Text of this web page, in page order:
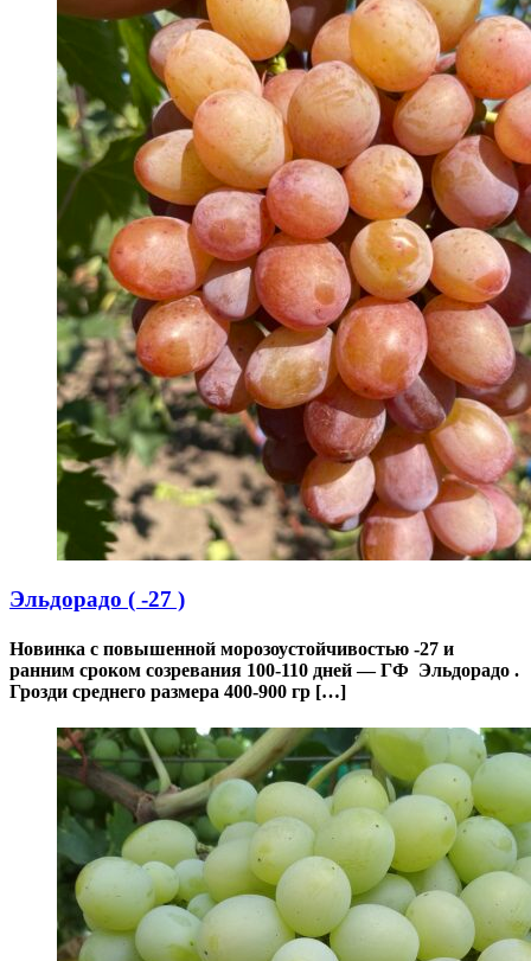
Эльдорадо ( -27 )
Новинка с повышенной морозоустойчивостью -27 и
ранним сроком созревания 100-110 дней — ГФ Эльдорадо .
Грозди среднего размера 400-900 гр […]